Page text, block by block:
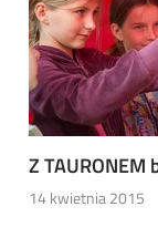
Z TAURONEM
14 kwietnia 2015